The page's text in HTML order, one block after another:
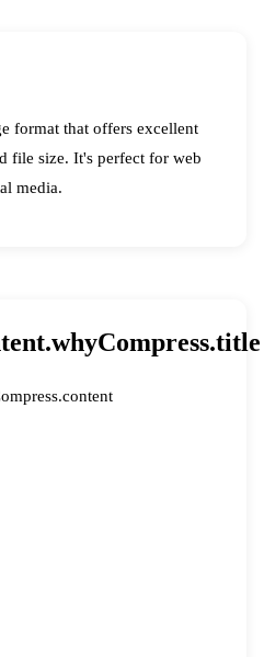
format that offers excellent
file size. It's perfect for web
media.